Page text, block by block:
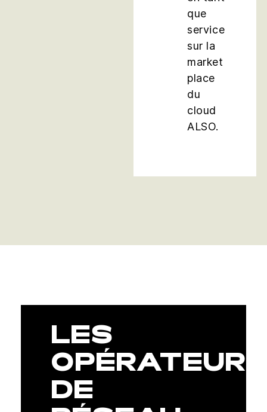
que
service
sur la
market
place
du
cloud
ALSO.
LES
DE